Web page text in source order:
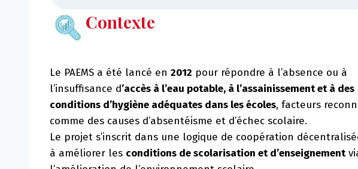
Contexte
Le PAEMS a été lancé en 2012 pour répondre à l’absence ou à
l’insuffisance d’accès à l’eau potable, à l’assainissement et à des
conditions d’hygiène adéquates dans les écoles, facteurs
comme des causes d’absentéisme et d’échec scolaire.
Le projet s’inscrit dans une logique de coopération
à améliorer les conditions de scolarisation et d’enseignement